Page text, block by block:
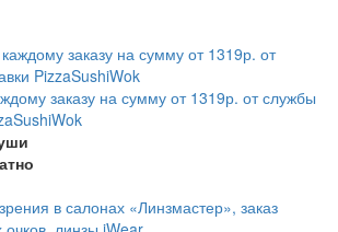
заказу на сумму от 1319р. от службы